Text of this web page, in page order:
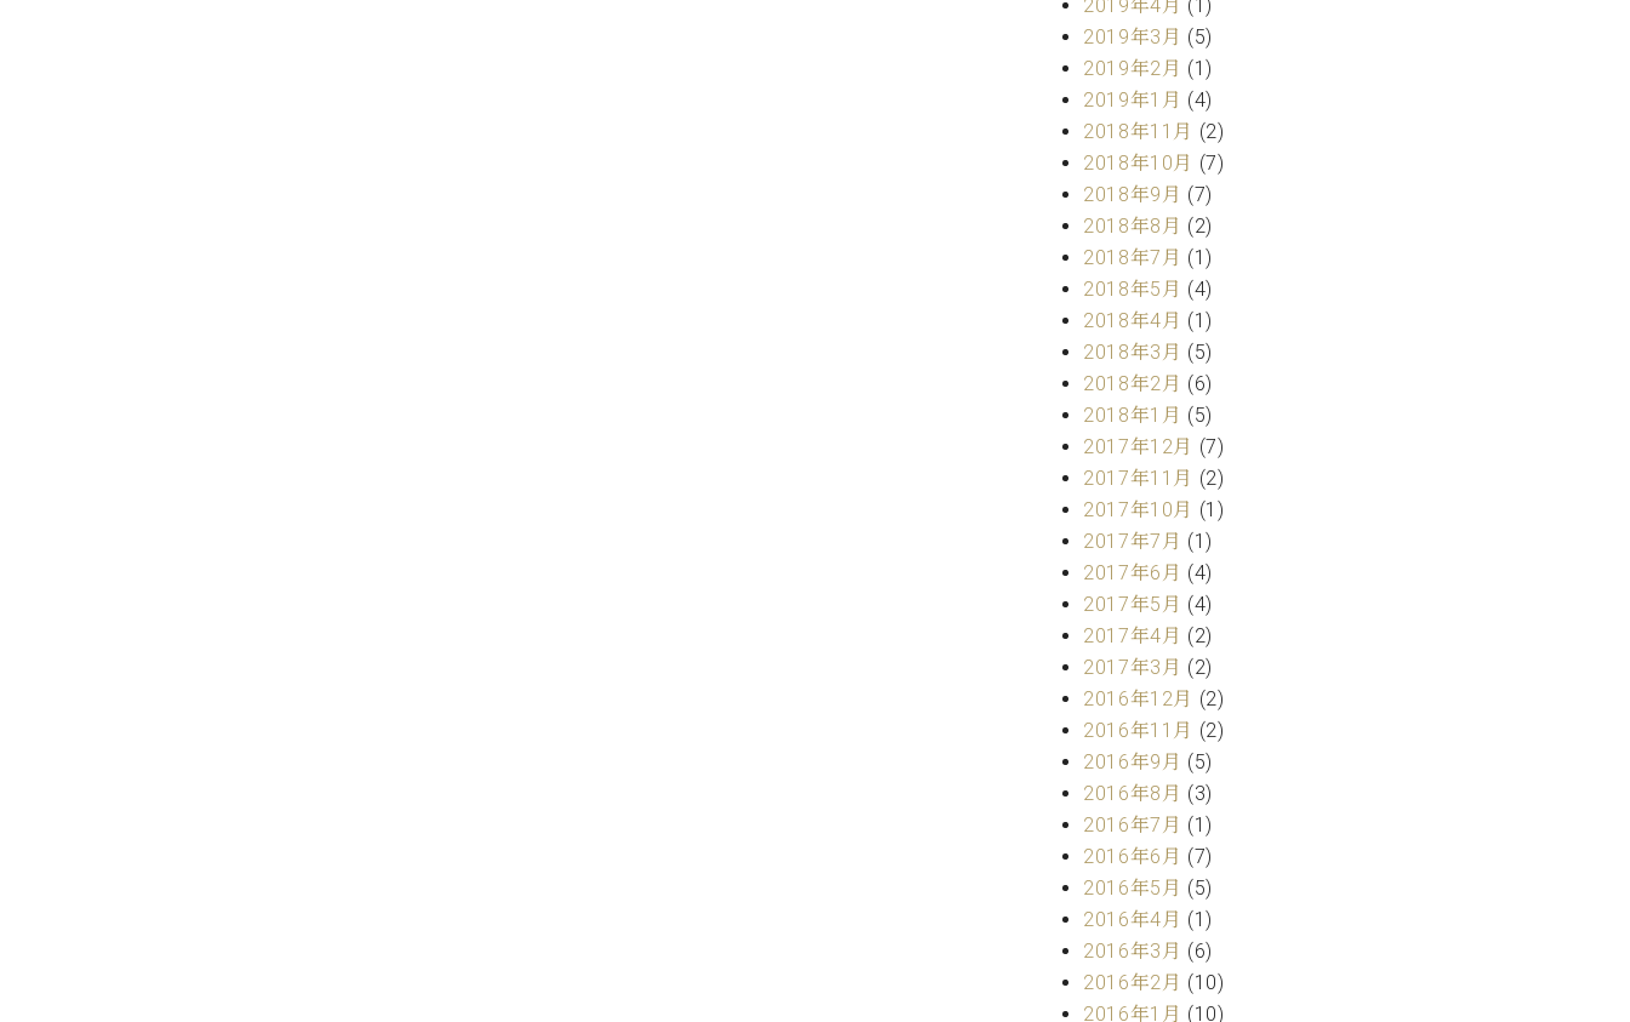
2019年4月 (1)
2019年3月 (5)
2019年2月 (1)
2019年1月 (4)
2018年11月 (2)
2018年10月 (7)
2018年9月 (7)
2018年8月 (2)
2018年7月 (1)
2018年5月 (4)
2018年4月 (1)
2018年3月 (5)
2018年2月 (6)
2018年1月 (5)
2017年12月 (7)
2017年11月 (2)
2017年10月 (1)
2017年7月 (1)
2017年6月 (4)
2017年5月 (4)
2017年4月 (2)
2017年3月 (2)
2016年12月 (2)
2016年11月 (2)
2016年9月 (5)
2016年8月 (3)
2016年7月 (1)
2016年6月 (7)
2016年5月 (5)
2016年4月 (1)
2016年3月 (6)
2016年2月 (10)
2016年1月 (10)